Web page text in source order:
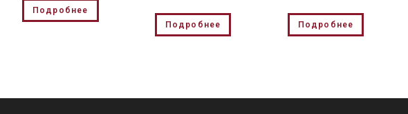
Подробнее
Подробнее Подробнее